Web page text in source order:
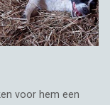
voor hem een